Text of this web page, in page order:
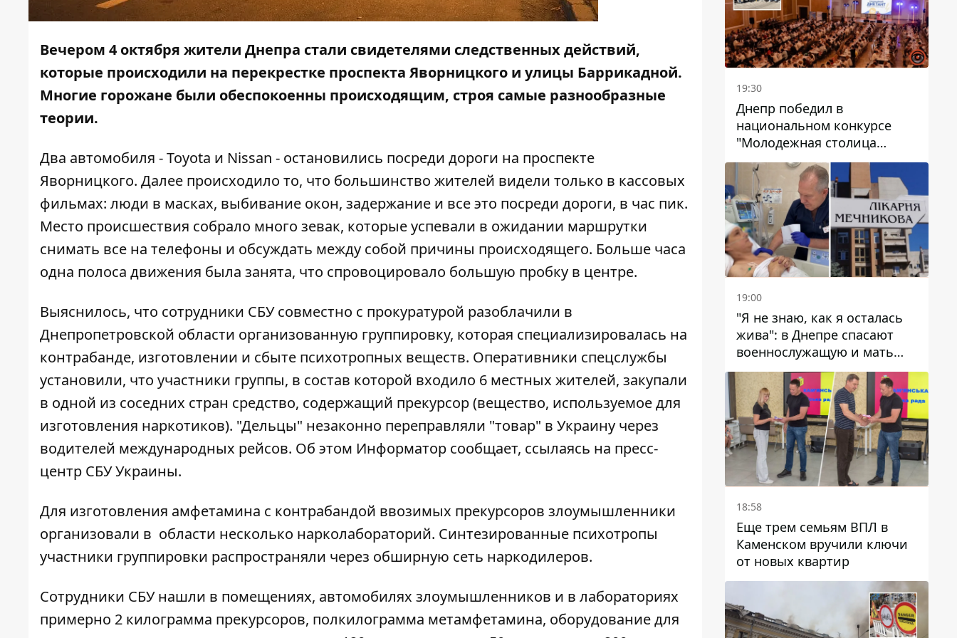
Вечером 4 октября жители Днепра стали свидетелями следственных действий,
которые происходили на перекрестке проспекта Яворницкого и улицы Баррикадной.
Многие горожане были обеспокоенны происходящим, строя самые разнообразные
теории.
Два автомобиля - Toyota и Nissan - остановились посреди дороги на проспекте
Яворницкого. Далее происходило то, что большинство жителей видели только в кассовых
фильмах: люди в масках, выбивание окон, задержание и все это посреди дороги, в час пик.
Место происшествия собрало много зевак, которые успевали в ожидании маршрутки
снимать все на телефоны и обсуждать между собой причины происходящего. Больше часа
одна полоса движения была занята, что спровоцировало большую пробку в центре.
Выяснилось, что сотрудники СБУ совместно с прокуратурой разоблачили в
Днепропетровской области организованную группировку, которая специализировалась на
контрабанде, изготовлении и сбыте психотропных веществ. Оперативники спецслужбы
установили, что участники группы, в состав которой входило 6 местных жителей, закупали
в одной из соседних стран средство, содержащий прекурсор (вещество, используемое для
изготовления наркотиков). "Дельцы" незаконно переправляли "товар" в Украину через
водителей международных рейсов. Об этом Информатор сообщает, ссылаясь на пресс-
центр СБУ Украины.
Для изготовления амфетамина с контрабандой ввозимых прекурсоров злоумышленники
организовали в области несколько нарколабораторий. Синтезированные психотропы
участники группировки распространяли через обширную сеть наркодилеров.
Сотрудники СБУ нашли в помещениях, автомобилях злоумышленников и в лабораториях
примерно 2 килограмма прекурсоров, полкилограмма метамфетамина, оборудование для
19:30
Днепр победил в
национальном конкурсе
"Молодежная столица
Украины – 2026"
19:00
"Я не знаю, как я осталась
жива": в Днепре спасают
военнослужащую и мать
четверых детей, которую
ранил КАБ
18:58
Еще трем семьям ВПЛ в
Каменском вручили ключи
от новых квартир